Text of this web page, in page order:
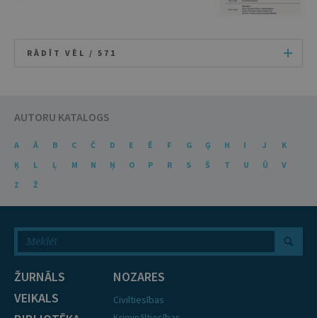
RĀDĪT VĒL / 571
AUTORU KATALOGS
A Ā B C Č D E Ē F G Ģ H I J
K
Ķ
L Ļ M N Ņ O P R S Š T U Ū
V
Z
Ž
ŽURNĀLS
VEIKALS
NOZARES
Civiltiesības